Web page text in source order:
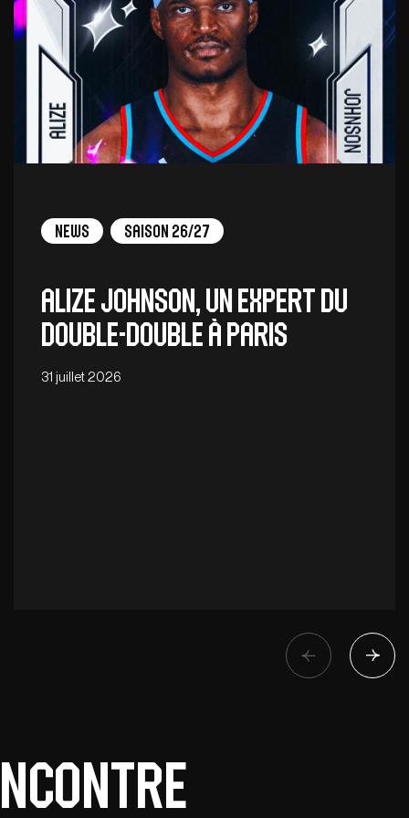
News Saison 26/27
Alize Johnson, un expert du
double-double à Paris
31 juillet 2026